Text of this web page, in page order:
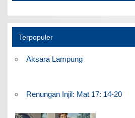
Terpopuler
Aksara Lampung
Renungan Injil: Mat 17: 14-20